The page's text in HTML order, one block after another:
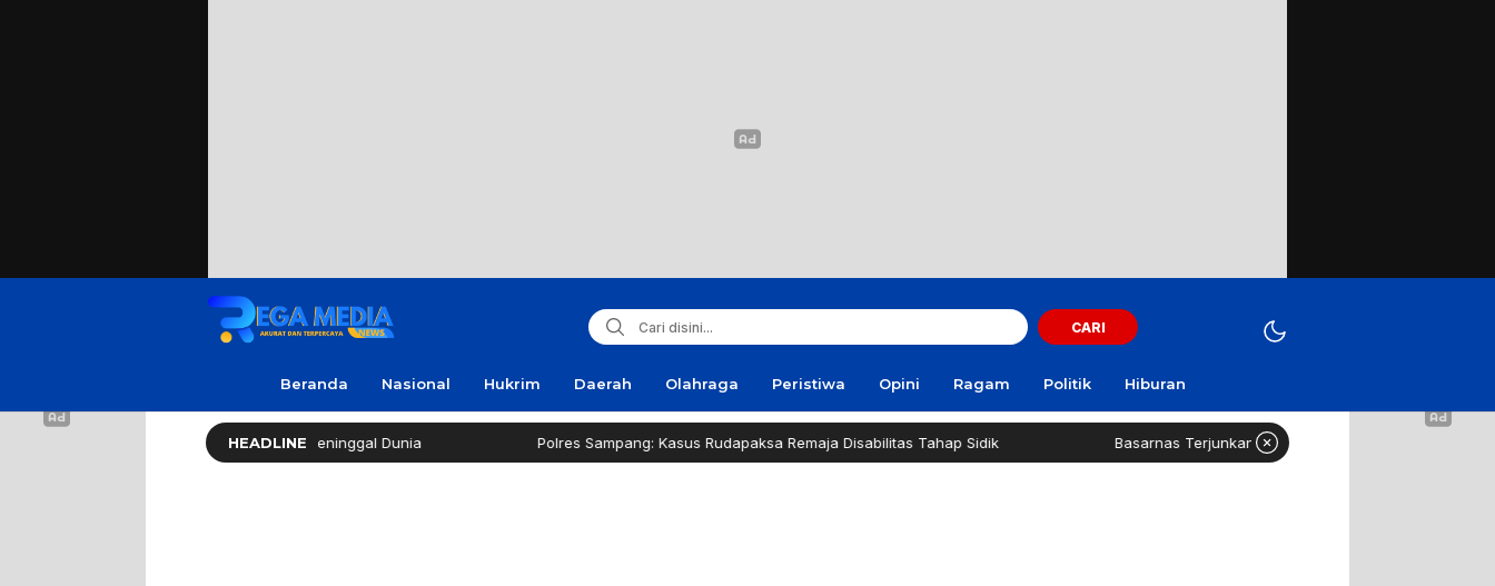
CARI
Beranda Nasional Hukrim Daerah Olahraga Peristiwa Opini Ragam Politik Hiburan
HEADLINE
Soleh ‘No Viral No Justice’ Meninggal Dunia Polres Sampang: Kasus Rudapaksa Remaja Disabilitas Tahap Sidik Basarnas Terjunkan Helikopter Sisir Bangkai KMP Mutiara Sentosa II